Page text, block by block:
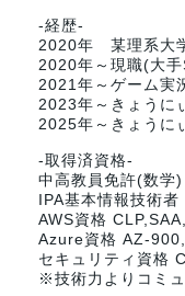
-経歴-
2020年 某理系大
2020年～現職(大
2021年～ゲーム実
2023年～きょうに
2025年～きょうに
-取得済資格-
中高教員免許(数学)
IPA基本情報技術者
AWS資格
Azure資格 AZ-
セキュリティ資格
※技術力よりコミ